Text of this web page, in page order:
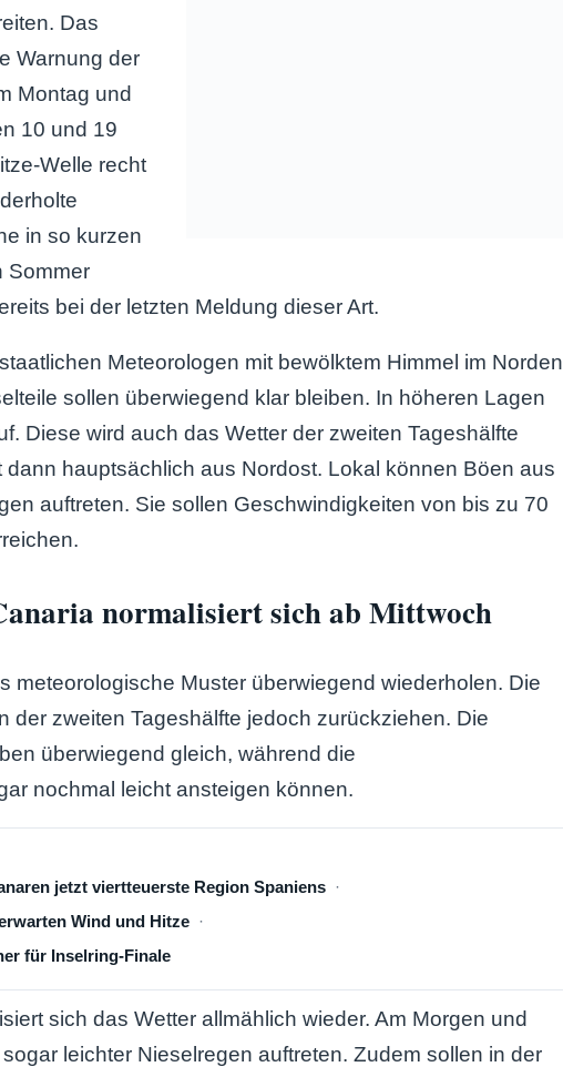
Das
Warnung der
Montag und
10 und 19
Welle recht
in so kurzen
Sommer
bei der letzten Meldung dieser Art.
Meteorologen mit bewölktem Himmel im Norden
sollen überwiegend klar bleiben. In höheren Lagen
Diese wird auch das Wetter der zweiten Tageshälfte
dann hauptsächlich aus Nordost. Lokal können Böen aus
auftreten. Sie sollen Geschwindigkeiten von bis zu 70
normalisiert sich ab Mittwoch
meteorologische Muster überwiegend wiederholen. Die
der zweiten Tageshälfte jedoch zurückziehen. Die
überwiegend gleich, während die
nochmal leicht ansteigen können.
jetzt viertteuerste Region Spaniens
Wind und Hitze
für Inselring-Finale
sich das Wetter allmählich wieder. Am Morgen und
leichter Nieselregen auftreten. Zudem sollen in der